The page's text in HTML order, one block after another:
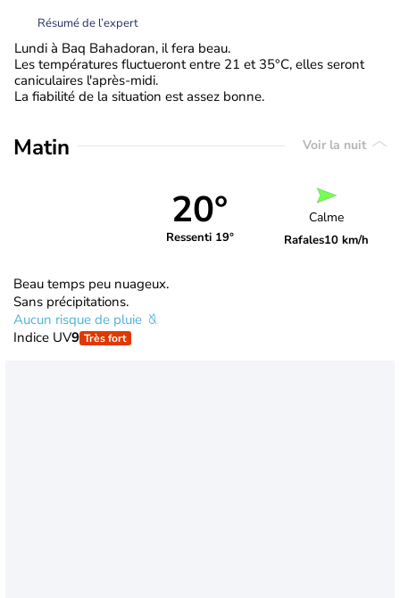
Résumé de l’expert
Lundi à Baq Bahadoran, il fera beau.
Les températures fluctueront entre 21 et 35°C, elles seront
caniculaires l'après-midi.
La fiabilité de la situation est assez bonne.
Matin Voir la nuit
20°
Ressenti 19°
Calme
Rafales10 km/h
Beau temps peu nuageux.
Sans précipitations.
Aucun risque de pluie
Indice UV9 Très fort